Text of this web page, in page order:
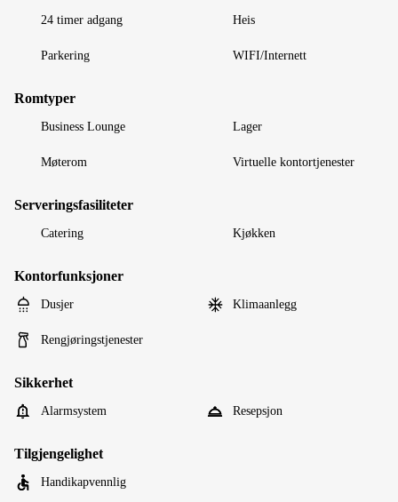
24 timer adgang Heis
Parkering WIFI/Internett
Romtyper
Business Lounge Lager
Møterom Virtuelle kontortjenester
Serveringsfasiliteter
Catering Kjøkken
Kontorfunksjoner
Dusjer Klimaanlegg
Rengjøringstjenester
Sikkerhet
Alarmsystem Resepsjon
Tilgjengelighet
Handikapvennlig